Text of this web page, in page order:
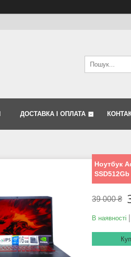
ДОСТАВКА І ОПЛАТА
Ноутбук
39 000 ₴
В наявності